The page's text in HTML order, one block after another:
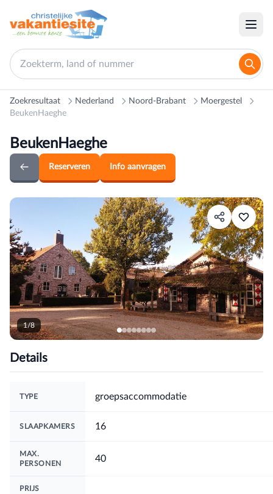
Zoekresultaat Nederland Noord-Brabant
Moergestel
BeukenHaeghe
BeukenHaeghe
Reserveren Info aanvragen
1/8
Details
TYPE groepsaccommodatie
SLAAPKAMERS 16
MAX.
PERSONEN
40
PRIJS